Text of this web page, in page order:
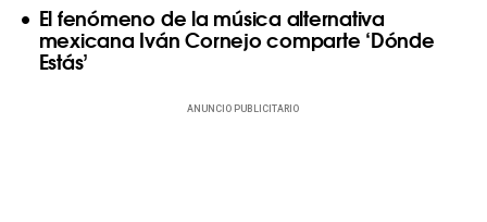
El fenómeno de la música alternativa
mexicana Iván Cornejo comparte ‘Dónde
Estás’
ANUNCIO PUBLICITARIO